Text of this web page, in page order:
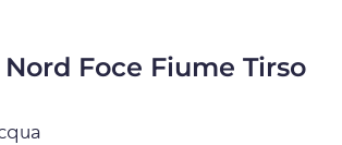
Foce Fiume Tirso